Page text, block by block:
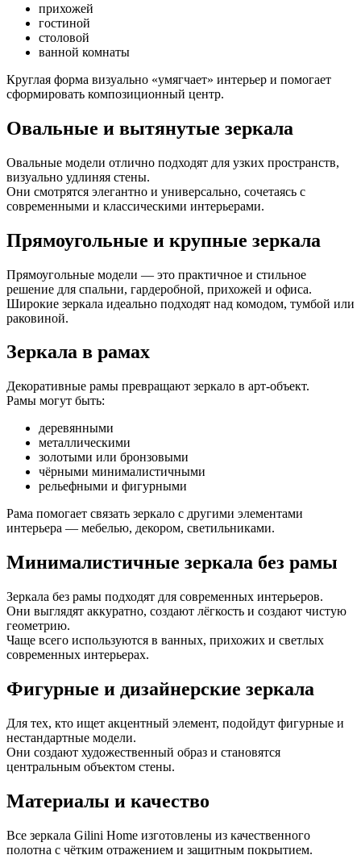
прихожей
гостиной
столовой
ванной комнаты
Круглая форма визуально «умягчает» интерьер и помогает
сформировать композиционный центр.
Овальные и вытянутые зеркала
Овальные модели отлично подходят для узких пространств,
визуально удлиняя стены.
Они смотрятся элегантно и универсально, сочетаясь с
современными и классическими интерьерами.
Прямоугольные и крупные зеркала
Прямоугольные модели — это практичное и стильное
решение для спальни, гардеробной, прихожей и офиса.
Широкие зеркала идеально подходят над комодом, тумбой или
раковиной.
Зеркала в рамах
Декоративные рамы превращают зеркало в арт-объект.
Рамы могут быть:
деревянными
металлическими
золотыми или бронзовыми
чёрными минималистичными
рельефными и фигурными
Рама помогает связать зеркало с другими элементами
интерьера — мебелью, декором, светильниками.
Минималистичные зеркала без рамы
Зеркала без рамы подходят для современных интерьеров.
Они выглядят аккуратно, создают лёгкость и создают чистую
геометрию.
Чаще всего используются в ванных, прихожих и светлых
современных интерьерах.
Фигурные и дизайнерские зеркала
Для тех, кто ищет акцентный элемент, подойдут фигурные и
нестандартные модели.
Они создают художественный образ и становятся
центральным объектом стены.
Материалы и качество
Все зеркала Gilini Home изготовлены из качественного
полотна с чётким отражением и защитным покрытием.